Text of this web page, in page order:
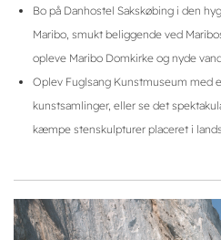
Bo på Danhostel Sakskøbing i den
Maribo, smukt beliggende ved
opleve Maribo Domkirke og nyde
Oplev Fuglsang Kunstmuseum med
kunstsamlinger, eller se det
kæmpe stenskulpturer placeret i